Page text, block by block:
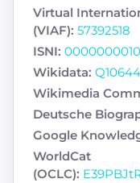
Virtual
(VIAF): 57392518
ISNI:
Wikidata:
Wikimedia
Deutsche
Google
WorldCat
(OCLC):